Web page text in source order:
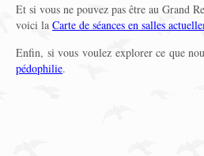
Et si vous ne pouvez pas être au Grand
voici la Carte de séances en salles
Enfin, si vous voulez explorer ce que
pédophilie.